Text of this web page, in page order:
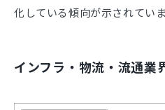
化している傾向が示されていま
インフラ・物流・流通業